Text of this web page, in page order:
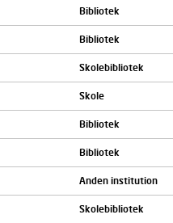
Bibliotek
Bibliotek
Skolebibliotek
Skole
Bibliotek
Bibliotek
Anden institution
Skolebibliotek